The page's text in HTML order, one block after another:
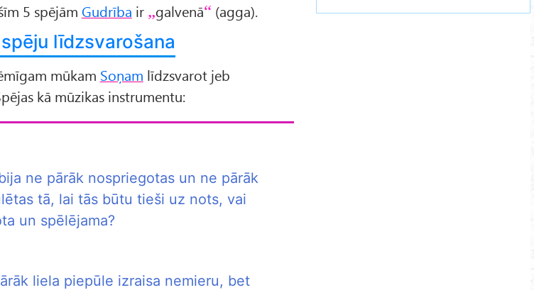
5 spējām Gudrība ir galvenā (agga).
līdzsvarošana
mūkam Soņam līdzsvarot jeb
kā mūzikas instrumentu:
ne pārāk nospriegotas un ne pārāk
tā, lai tās būtu tieši uz nots, vai
un spēlējama?
liela piepūle izraisa nemieru, bet